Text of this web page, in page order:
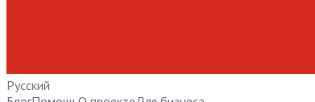
Русский